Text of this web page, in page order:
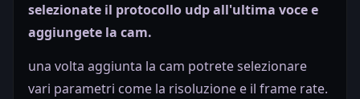
selezionate il protocollo udp all'ultima voce e
aggiungete la cam.
una volta aggiunta la cam potrete selezionare
vari parametri come la risoluzione e il frame rate.